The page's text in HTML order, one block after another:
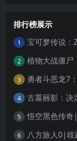
排行榜展示
1 宝可梦传说
2
3
4
5 悟空黑色传
6 八方旅人0|